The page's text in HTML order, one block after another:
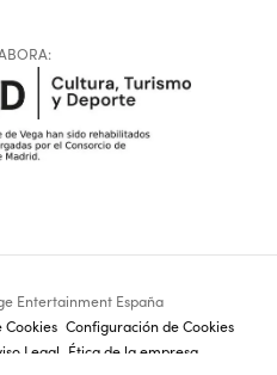
Entertainment España
Cookies Configuración de Cookies
Legal Ética de la empresa